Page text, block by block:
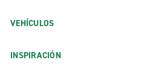
VEHÍCULOS
INSPIRACIÓN